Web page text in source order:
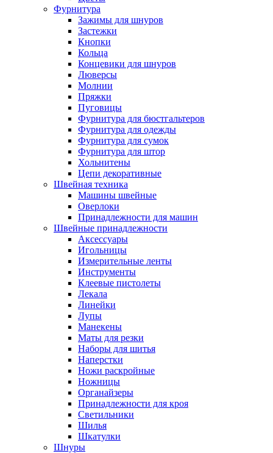
Фурнитура
Зажимы для шнуров
Застежки
Кнопки
Кольца
Концевики для шнуров
Люверсы
Молнии
Пряжки
Пуговицы
Фурнитура для бюстгальтеров
Фурнитура для одежды
Фурнитура для сумок
Фурнитура для штор
Хольнитены
Цепи декоративные
Швейная техника
Машины швейные
Оверлоки
Принадлежности для машин
Швейные принадлежности
Аксессуары
Игольницы
Измерительные ленты
Инструменты
Клеевые пистолеты
Лекала
Линейки
Лупы
Манекены
Маты для резки
Наборы для шитья
Наперстки
Ножи раскройные
Ножницы
Органайзеры
Принадлежности для кроя
Светильники
Шилья
Шкатулки
Шнуры